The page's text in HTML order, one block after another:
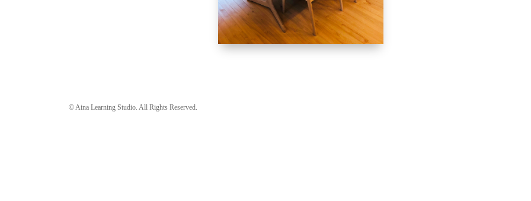
©️ Aina Learning Studio. All Rights Reserved.